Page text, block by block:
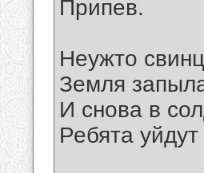
Припев.
Неужто
Земля
И снова в
Ребята уйдут